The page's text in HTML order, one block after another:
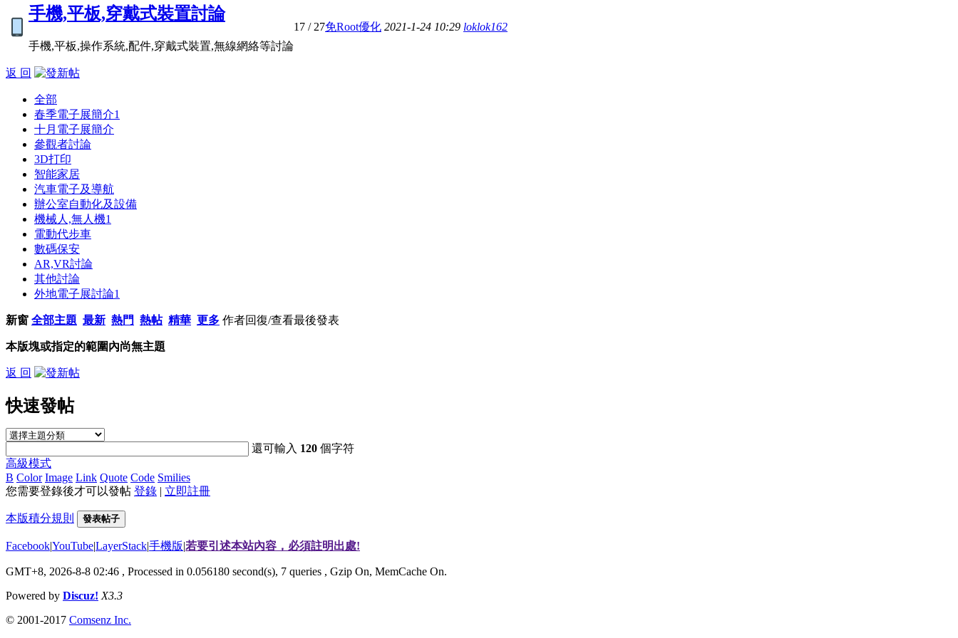
手機,平板,穿戴式裝置討論
手機,平板,操作系統,配件,穿戴式裝置,無線網絡等討論
17 / 27免Root優化 2021-1-24 10:29 loklok162
返 回
全部
春季電子展簡介1
十月電子展簡介
參觀者討論
3D打印
智能家居
汽車電子及導航
辦公室自動化及設備
機械人,無人機1
電動代步車
數碼保安
AR,VR討論
其他討論
外地電子展討論1
新窗 全部主題 最新 熱門 熱帖 精華 更多 作者回復/查看最後發表
本版塊或指定的範圍內尚無主題
返 回
快速發帖
還可輸入 120 個字符
高級模式
B Color Image Link Quote Code Smilies
您需要登錄後才可以發帖 登錄 | 立即註冊
本版積分規則 發表帖子
Facebook|YouTube|LayerStack|手機版|若要引述本站內容，必須註明出處!
GMT+8, 2026-8-8 02:46 , Processed in 0.056180 second(s), 7 queries , Gzip On, MemCache On.
Powered by Discuz! X3.3
© 2001-2017 Comsenz Inc.